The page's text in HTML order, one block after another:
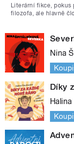
Literární fikce, pokus
filozofa, ale hlavně
Nina
Díky